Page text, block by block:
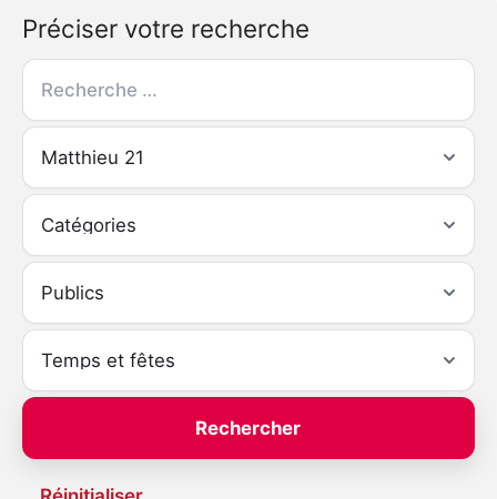
Préciser votre recherche